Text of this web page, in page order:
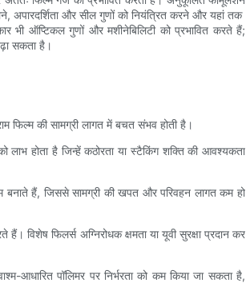
अपारदर्शिता और सील गुणों को नियंत्रित करने और यहां तक
ऑप्टिकल गुणों और मशीनेबिलिटी को प्रभावित करते हैं;
सकता है।
फिल्म की सामग्री लागत में बचत संभव होती है।
होता है जिन्हें कठोरता या स्टैकिंग शक्ति की आवश्यकता
बनाते हैं, जिससे सामग्री की खपत और परिवहन लागत कम हो
विशेष फिलर्स अग्निरोधक क्षमता या यूवी सुरक्षा प्रदान कर
आधारित पॉलिमर पर निर्भरता को कम किया जा सकता है,